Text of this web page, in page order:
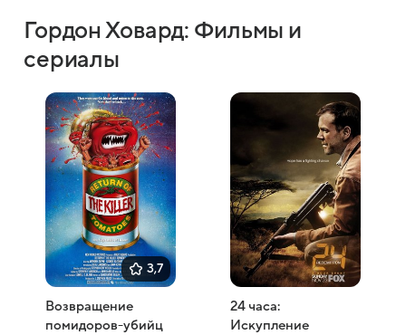
Гордон Ховард: Фильмы и
сериалы
3,7
Возвращение
помидоров-убийц
24 часа:
Искупление